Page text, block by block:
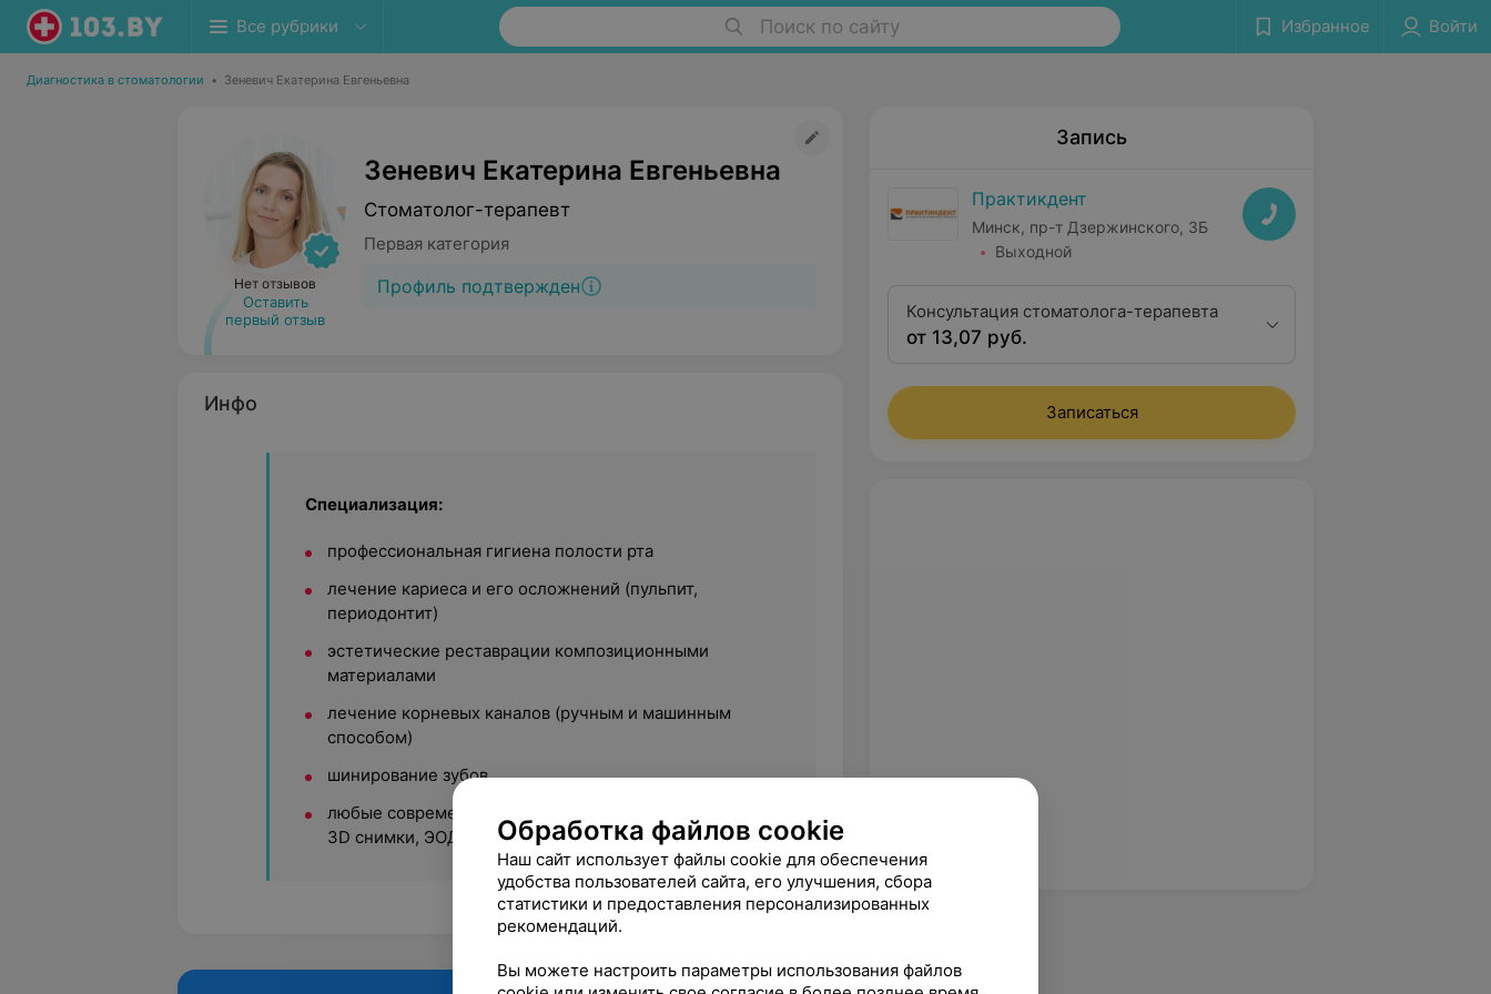
Все рубрики Поиск по сайту Избранное Войти
Диагностика в стоматологии • Зеневич Екатерина Евгеньевна
Нет отзывов
Оставить
первый отзыв
Зеневич Екатерина Евгеньевна
Стоматолог-терапевт
Первая категория
Профиль подтвержден
Инфо
Специализация:
профессиональная гигиена полости рта
лечение кариеса и его осложнений (пульпит,
периодонтит)
эстетические реставрации композиционными
материалами
лечение корневых каналов (ручным и машинным
способом)
шинирование зубов
любые современные методы диагностики (рентген,
3D снимки, ЭОД)
Запись
Практикдент
Минск, пр-т Дзержинского, 3Б
Выходной
Консультация стоматолога-терапевта
от 13,07 руб.
Записаться
Обработка файлов cookie
Наш сайт использует файлы cookie для обеспечения
удобства пользователей сайта, его улучшения, сбора
статистики и предоставления персонализированных
рекомендаций.
Вы можете настроить параметры использования файлов